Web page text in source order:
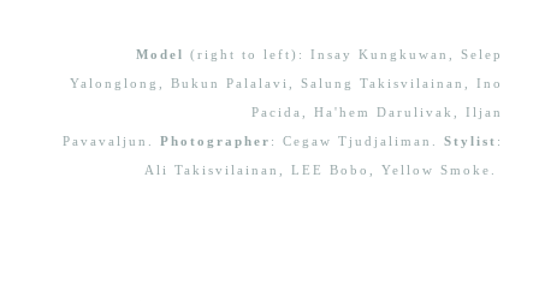
Model (right to left): Insay Kungkuwan, Selep
Yalonglong, Bukun Palalavi, Salung Takisvilainan, Ino
Pacida, Ha'hem Darulivak, Iljan
Pavavaljun. Photographer : Cegaw Tjudjaliman. Stylist :
Ali Takisvilainan, LEE Bobo, Yellow Smoke.